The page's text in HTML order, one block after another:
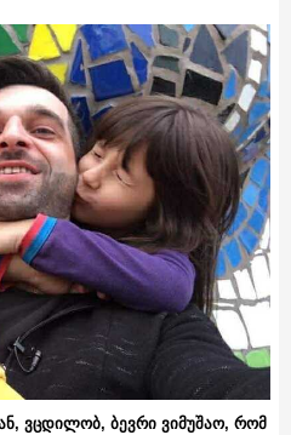
ვცდილობ, ბევრი ვიმუშაო, რომ